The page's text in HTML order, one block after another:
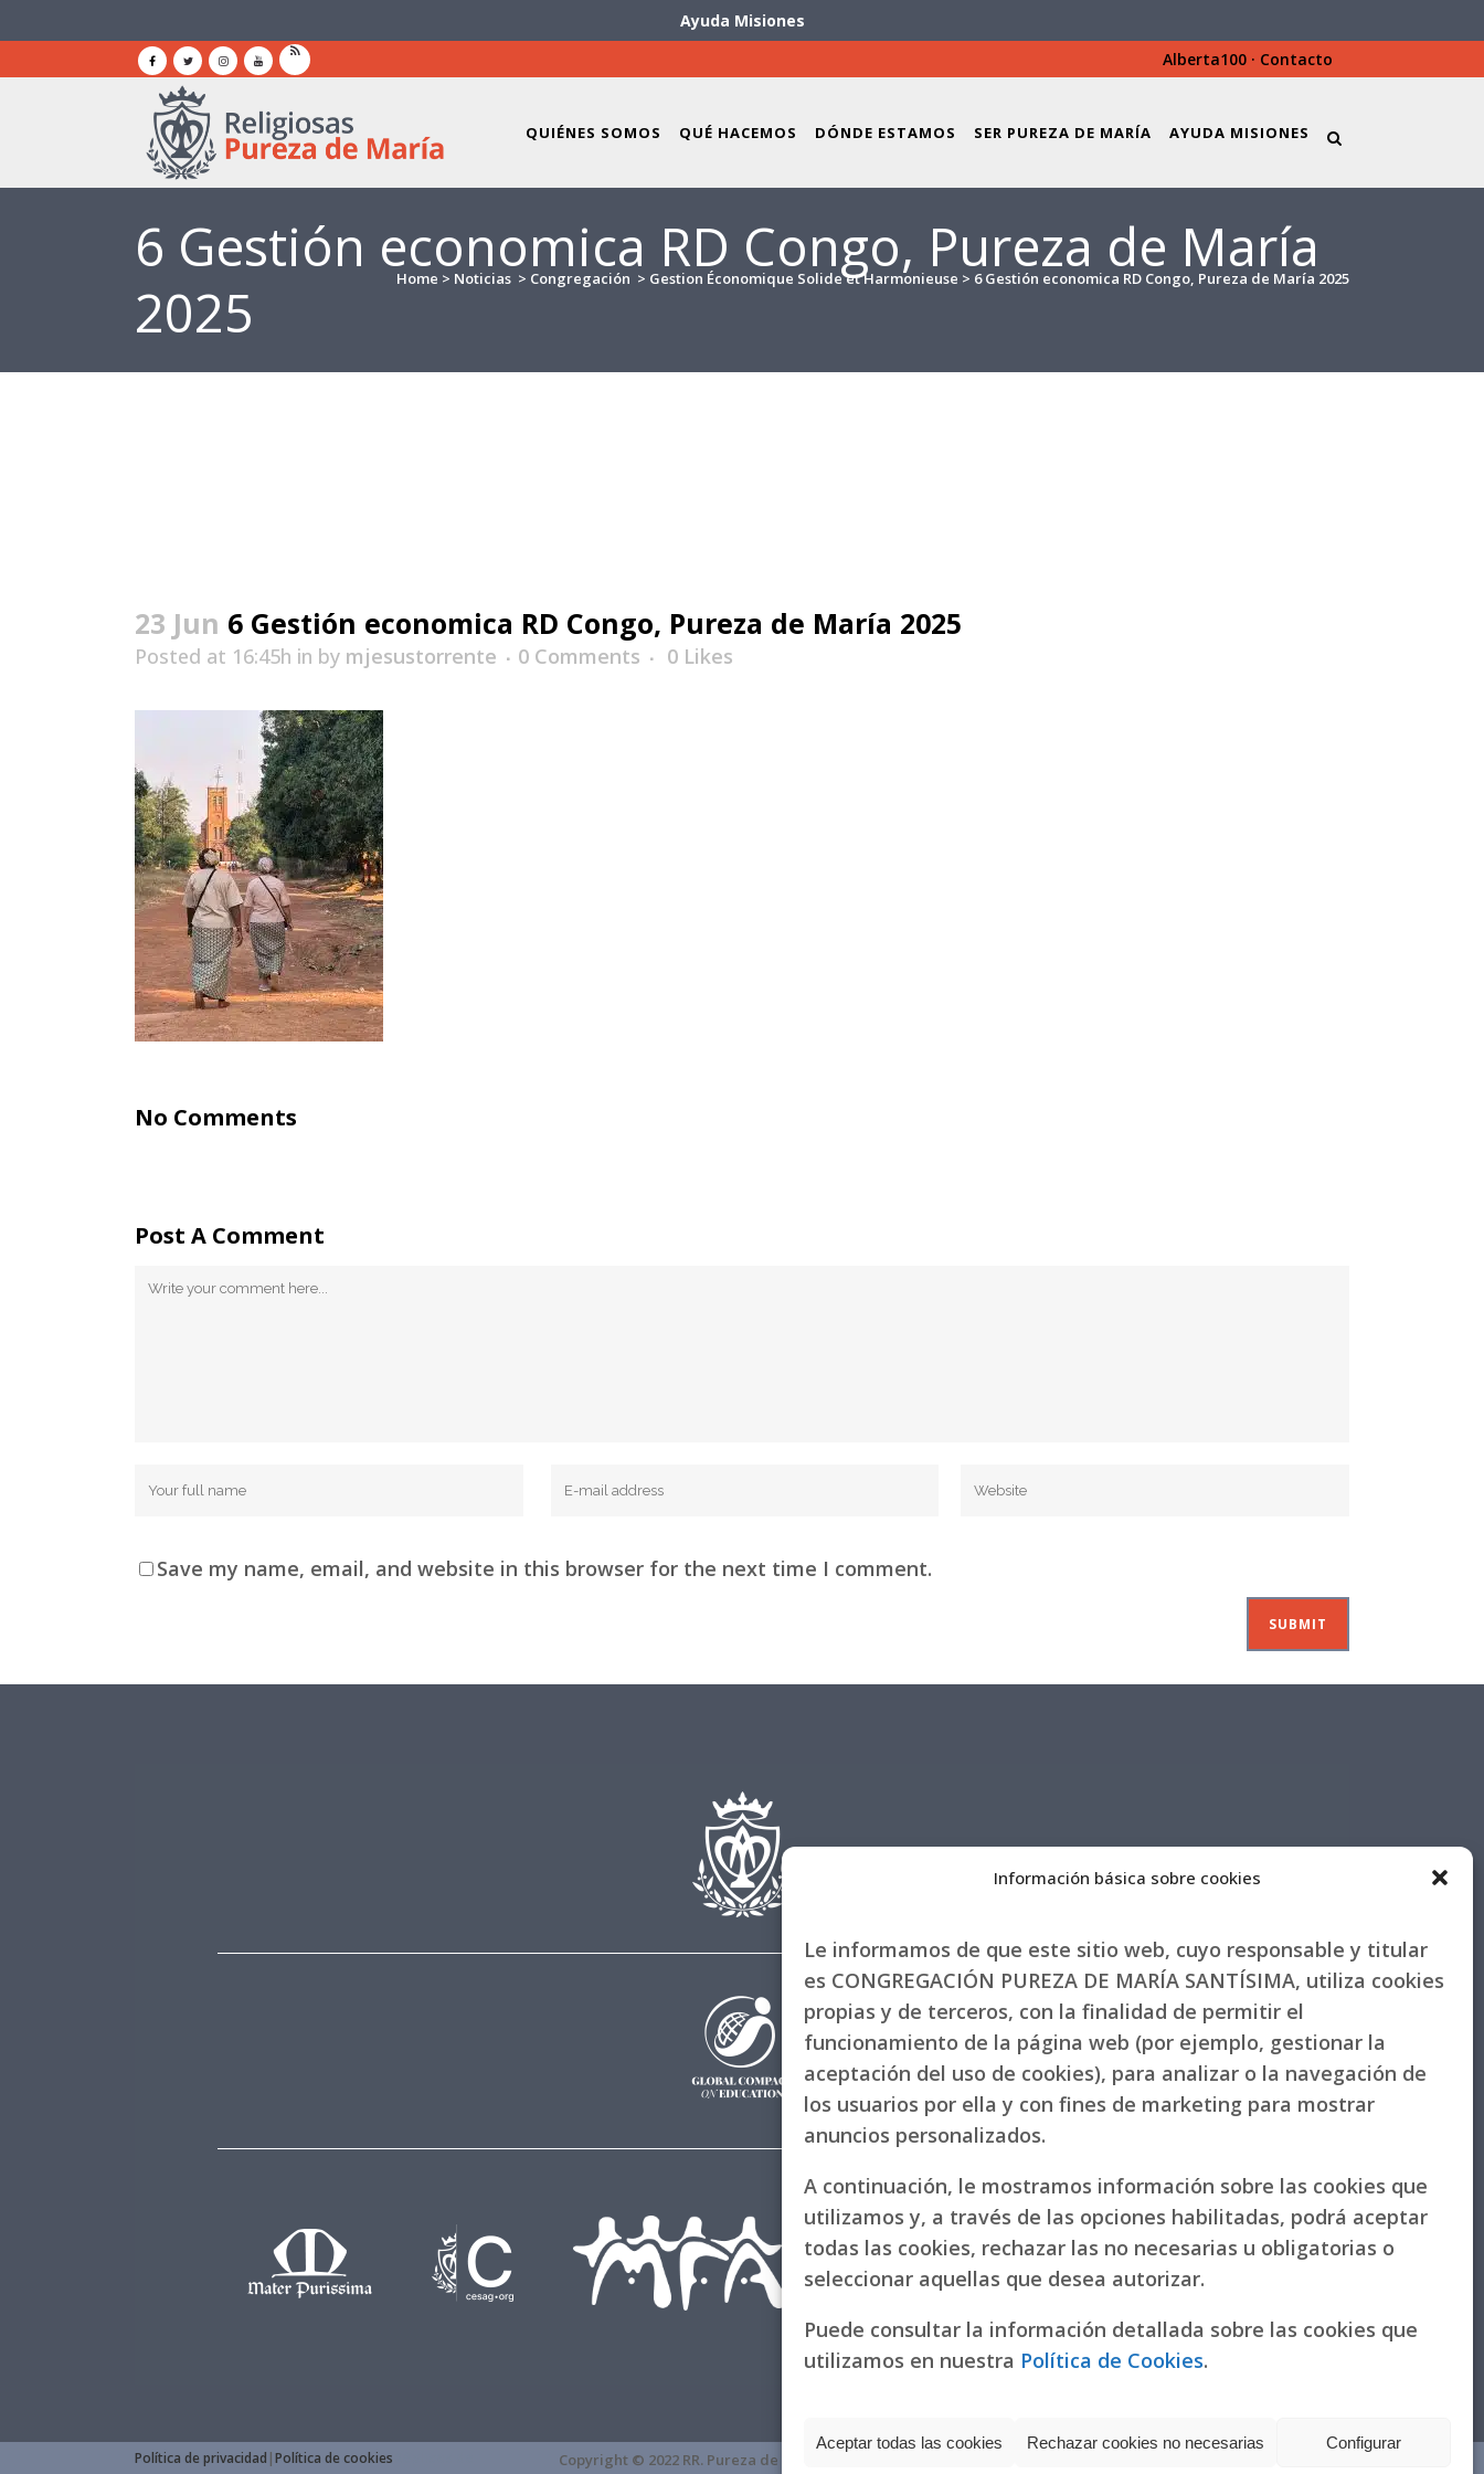
Información básica sobre cookies
Le informamos de que este sitio web, cuyo responsable y titular
es CONGREGACIÓN PUREZA DE MARÍA SANTÍSIMA, utiliza cookies
propias y de terceros, con la finalidad de permitir el
funcionamiento de la página web (por ejemplo, gestionar la
aceptación del uso de cookies), para analizar o la navegación de
los usuarios por ella y con fines de marketing para mostrar
anuncios personalizados.
A continuación, le mostramos información sobre las cookies que
utilizamos y, a través de las opciones habilitadas, podrá aceptar
todas las cookies, rechazar las no necesarias u obligatorias o
seleccionar aquellas que desea autorizar.
Puede consultar la información detallada sobre las cookies que
utilizamos en nuestra Política de Cookies.
Aceptar todas las cookies Rechazar cookies no necesarias Configurar
Ayuda Misiones
Alberta100 · Contacto
QUIÉNES SOMOS QUÉ HACEMOS DÓNDE ESTAMOS SER PUREZA DE MARÍA AYUDA MISIONES
6 Gestión economica RD Congo, Pureza de María
2025
Home > Noticias > Congregación > Gestion Économique Solide et Harmonieuse > 6 Gestión economica RD Congo, Pureza de María 2025
23 Jun 6 Gestión economica RD Congo, Pureza de María 2025
Posted at 16:45h in by mjesustorrente 0 Comments 0 Likes
No Comments
Post A Comment
Save my name, email, and website in this browser for the next time I comment.
Política de privacidad |Política de cookies Copyright © 2022 RR. Pureza de María fake Rolex